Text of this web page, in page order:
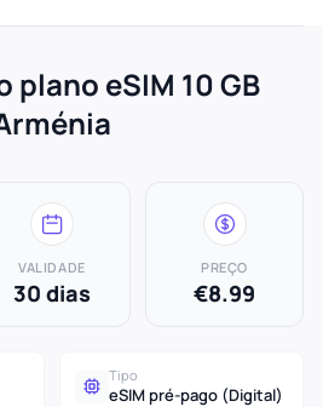
plano eSIM 10 GB
VALIDADE
30 dias
PREÇO
€8.99
Tipo
eSIM pré-pago (Digital)